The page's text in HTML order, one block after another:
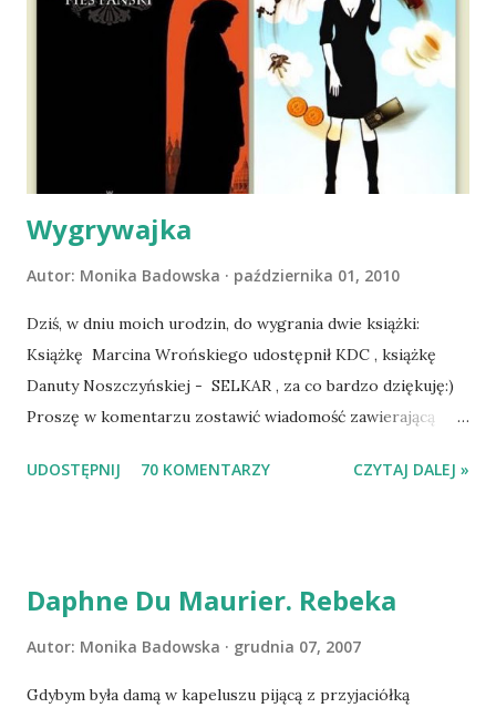
wyjazd w Beskid Niski. Zanim to jednak się stało psica miała
atak padaczki, co spowodowało, że wyjazd odwołaliśmy,
wdrożyliśmy leczenie i od nowa zaczęliśmy oswajać z nami i
wspólnym życiem zdezorientowanego chorobą psa. Udało
się ustabilizować zawirowania zdrowotne i wówczas
zaczęliśmy się cieszyć sobą wzajemnie już na 100%.
Dopier...
Wygrywajka
Autor: Monika Badowska października 01, 2010
Dziś, w dniu moich urodzin, do wygrania dwie książki:
Książkę Marcina Wrońskiego udostępnił KDC , książkę
Danuty Noszczyńskiej - SELKAR , za co bardzo dziękuję:)
Proszę w komentarzu zostawić wiadomość zawierającą
Losowanie odbędzie się w niedzielę o 8:00. Zapraszam
UDOSTĘPNIJ 70 KOMENTARZY CZYTAJ DALEJ »
Daphne Du Maurier. Rebeka
Autor: Monika Badowska grudnia 07, 2007
Gdybym była damą w kapeluszu pijącą z przyjaciółką